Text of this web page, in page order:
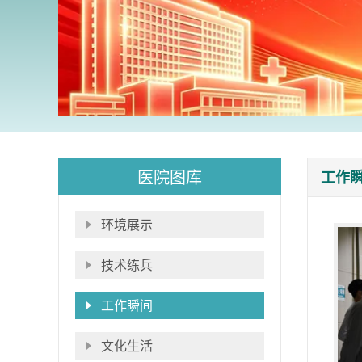
医院图库
环境展示
技术练兵
工作瞬间
文化生活
工作